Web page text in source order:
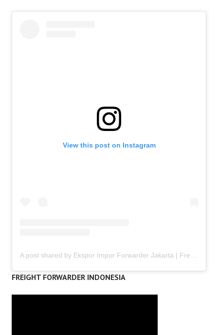
View this post on Instagram
A post shared by Ekspor Impor Forwarder Jakarta | Freight Forwarding Indonesia (@keenamid)
FREIGHT FORWARDER INDONESIA